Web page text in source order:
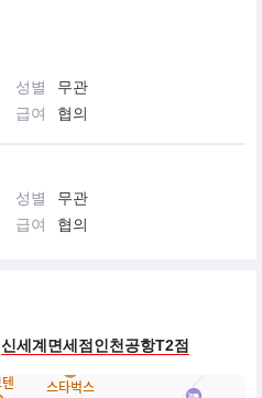
성별
무관
급여 협의
성별
무관
급여 협의
신세계면세점인천공항T2점